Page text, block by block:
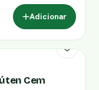
Adicionar
Cem